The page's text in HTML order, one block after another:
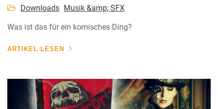
Downloads Musik &amp; SFX
Was ist das für ein komisches Ding?
ARTIKEL LESEN